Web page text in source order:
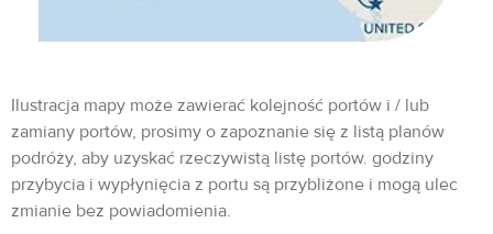
Ilustracja mapy może zawierać kolejność portów i / lub
zamiany portów, prosimy o zapoznanie się z listą planów
podróży, aby uzyskać rzeczywistą listę portów. godziny
przybycia i wypłynięcia z portu są przybliżone i mogą ulec
zmianie bez powiadomienia.